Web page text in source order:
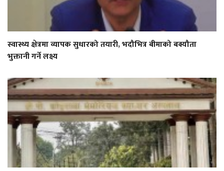
स्वास्थ्य क्षेत्रमा व्यापक सुधारको तयारी, भदौभित्र बीमाको बक्यौता
भुक्तानी गर्ने लक्ष्य